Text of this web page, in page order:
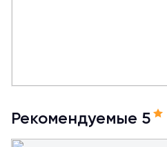
Рекомендуемые 5